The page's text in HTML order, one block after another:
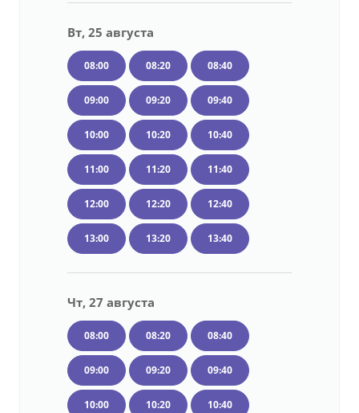
Вт, 25 августа
08:00 08:20 08:40
09:00 09:20 09:40
10:00 10:20 10:40
11:00 11:20 11:40
12:00 12:20 12:40
13:00 13:20 13:40
Чт, 27 августа
08:00 08:20 08:40
09:00 09:20 09:40
10:00 10:20 10:40